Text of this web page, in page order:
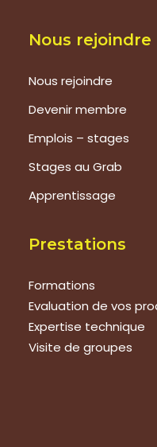
Nous rejoindre
Nous rejoindre
Devenir membre
Emplois – stages
Stages au Grab
Apprentissage
Prestations
Formations
Evaluation de vos
Expertise technique
Visite de groupes